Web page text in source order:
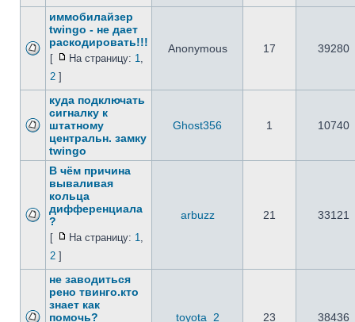
иммобилайзер
twingo - не дает
раскодировать!!!
[ На страницу: 1,
2 ]
Anonymous 17 39280
куда подключать
сигналку к
штатному
центральн. замку
twingo
Ghost356 1 10740
В чём причина
вываливая
кольца
дифференциала
?
[ На страницу: 1,
2 ]
arbuzz 21 33121
не заводиться
рено твинго.кто
знает как
помочь?
toyota_2 23 38436